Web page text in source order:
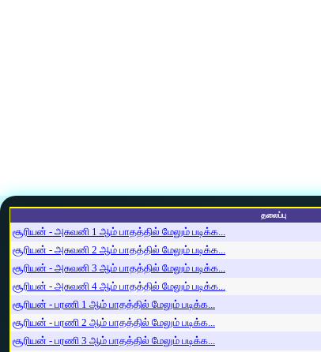
தலைப்பு
சூரியன் - அசுவனி 1 ஆம் பாதத்தில் மேலும் படிக்க...
சூரியன் - அசுவனி 2 ஆம் பாதத்தில் மேலும் படிக்க...
சூரியன் - அசுவனி 3 ஆம் பாதத்தில் மேலும் படிக்க...
சூரியன் - அசுவனி 4 ஆம் பாதத்தில் மேலும் படிக்க...
சூரியன் - பரணி 1 ஆம் பாதத்தில் மேலும் படிக்க...
சூரியன் - பரணி 2 ஆம் பாதத்தில் மேலும் படிக்க...
சூரியன் - பரணி 3 ஆம் பாதத்தில் மேலும் படிக்க...